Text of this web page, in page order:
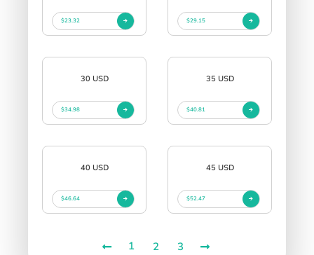
$23.32 $29.15
30 USD
$34.98
35 USD
$40.81
40 USD
$46.64
45 USD
$52.47
1 2 3